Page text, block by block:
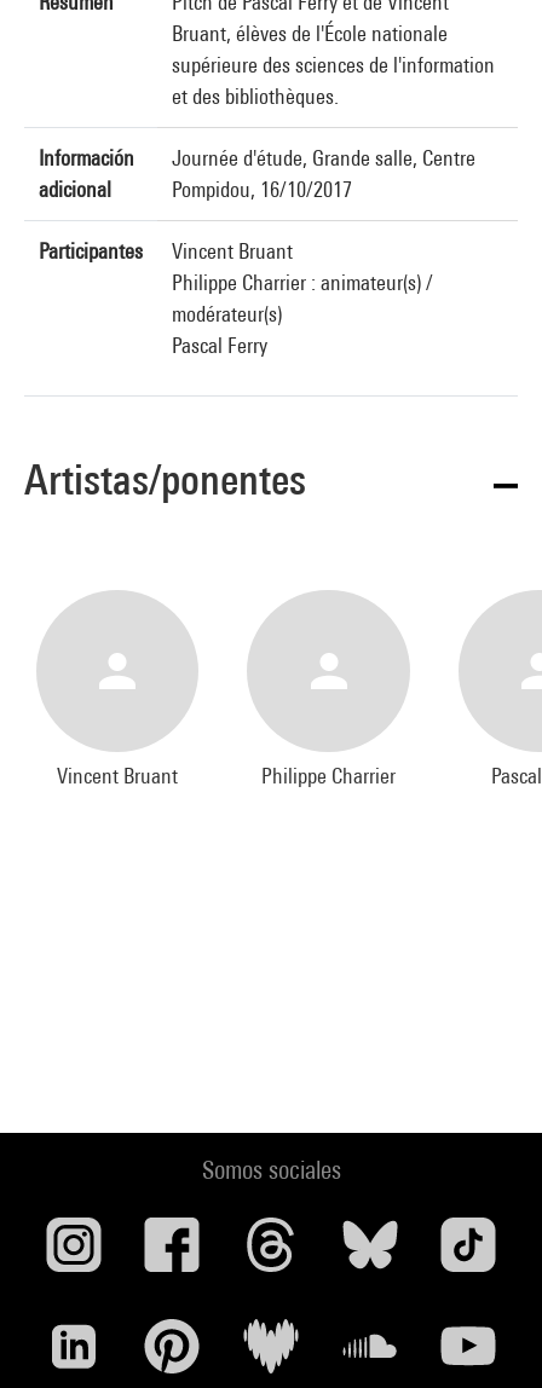
Bruant, élèves de l'École nationale
supérieure des sciences de l'information
et des bibliothèques.
Información
adicional
Journée d'étude, Grande salle, Centre
Pompidou, 16/10/2017
Participantes
Vincent Bruant
Philippe Charrier : animateur(s) /
modérateur(s)
Pascal Ferry
Artistas/ponentes
Vincent Bruant Philippe Charrier
Somos sociales